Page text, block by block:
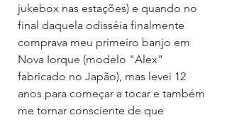
jukebox nas estações) e quando no
final daquela odisséia finalmente
comprava meu primeiro banjo em
Nova Iorque (modelo "Alex"
fabricado no Japão), mas levei 12
anos para começar a tocar e também
me tornar consciente de que